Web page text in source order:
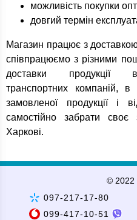
можливість покупки
довгий термін
Магазин працює з
співпрацюємо з різними
доставки продукції
транспортних компаній, в
замовленої продукції і
самостійно забрати
Харкові.
© 2022
097-217-17-80
099-417-10-51